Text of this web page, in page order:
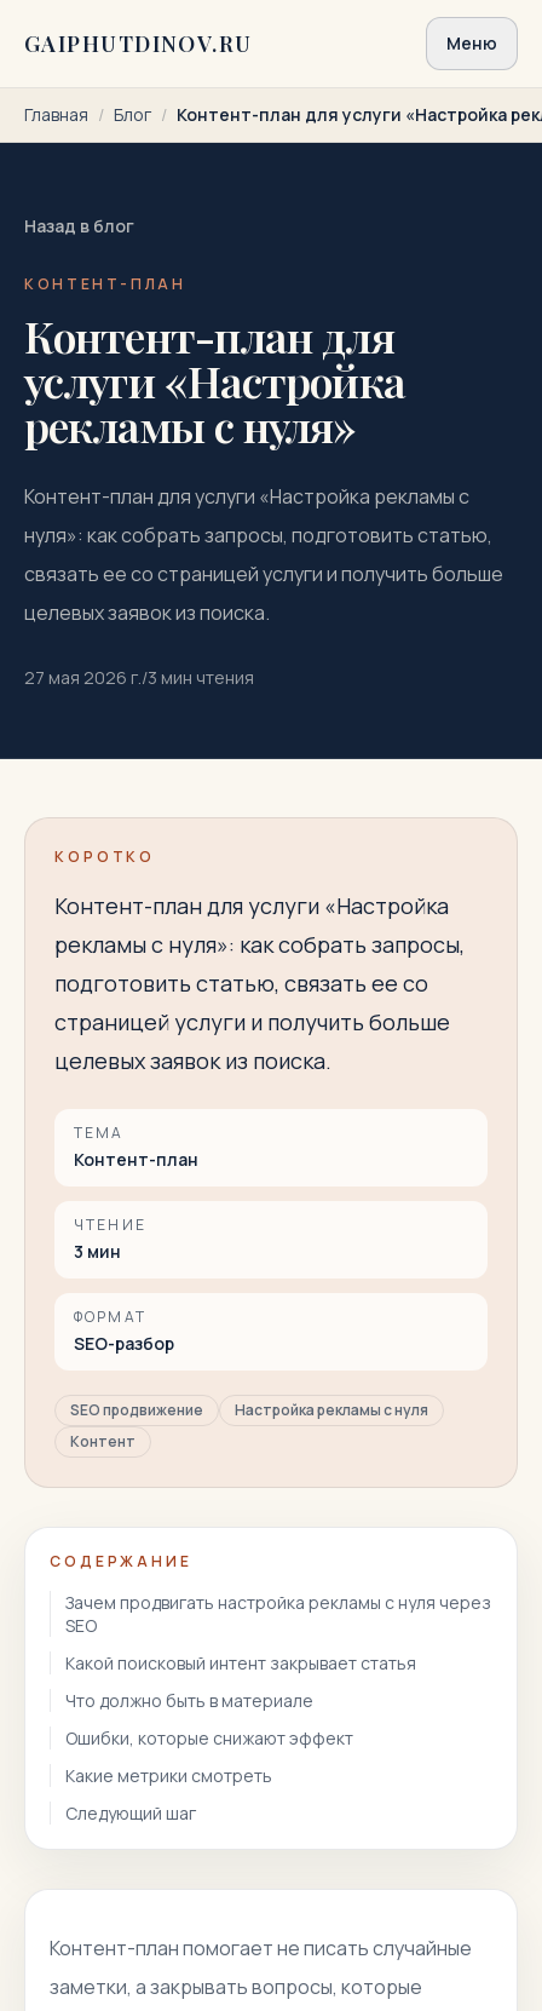
GAIPHUTDINOV.RU Меню
Главная / Блог / Контент-план для услуги «Настройка
Назад в блог
КОНТЕНТ-ПЛАН
Контент-план для
услуги «Настройка
рекламы с нуля»
Контент-план для услуги «Настройка рекламы с
нуля»: как собрать запросы, подготовить статью,
связать ее со страницей услуги и получить больше
целевых заявок из поиска.
27 мая 2026 г./3 мин чтения
КОРОТКО
Контент-план для услуги «Настройка
рекламы с нуля»: как собрать запросы,
подготовить статью, связать ее со
страницей услуги и получить больше
целевых заявок из поиска.
ТЕМА
Контент-план
ЧТЕНИЕ
3 мин
ФОРМАТ
SEO-разбор
SEO продвижение
Настройка рекламы с нуля
Контент
СОДЕРЖАНИЕ
Зачем продвигать настройка рекламы с нуля через
SEO
Какой поисковый интент закрывает статья
Что должно быть в материале
Ошибки, которые снижают эффект
Какие метрики смотреть
Следующий шаг
Контент-план помогает не писать случайные
заметки, а закрывать вопросы, которые